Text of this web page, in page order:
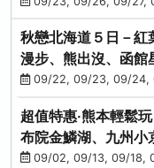
秋戀北海道５日－
漫步、熊出沒、函館
海膽、三大螃蟹放題
09/22, 09/23, 09/24,
超值特惠‧熊本輕鬆
布院金鱗湖、九州小
城、熊本AEON
09/02, 09/13, 09/18,